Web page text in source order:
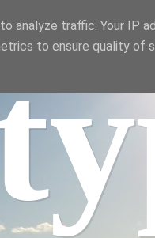
analyze traffic. Your IP
to ensure quality of